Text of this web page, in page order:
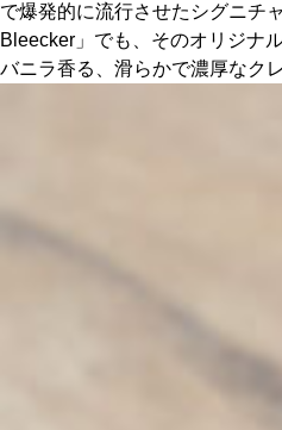
で爆発的に流行させたシグニチ
Bleecker」でも、そのオリジナ
バニラ香る、滑らかで濃厚なク